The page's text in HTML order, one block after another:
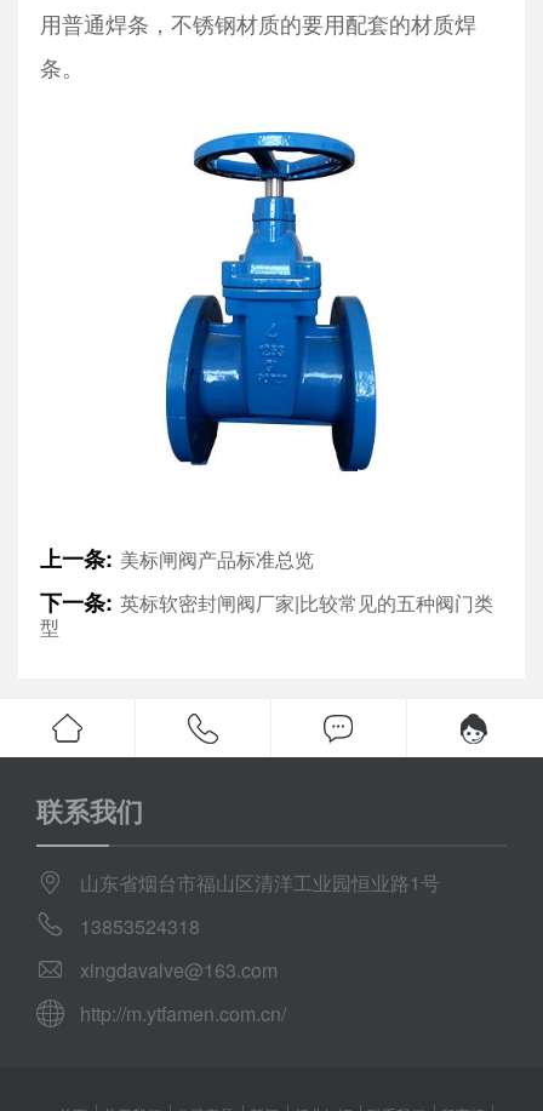
用普通焊条，不锈钢材质的要用配套的材质焊
条。
上一条: 美标闸阀产品标准总览
下一条: 英标软密封闸阀厂家|比较常见的五种阀门类
型
联系我们
山东省烟台市福山区清洋工业园恒业路1号
13853524318
xingdavalve@163.com
http://m.ytfamen.com.cn/